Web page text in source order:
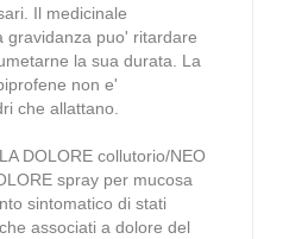
Il medicinale
gravidanza puo' ritardare
la sua durata. La
non e'
che allattano.
DOLORE collutorio/NEO
spray per mucosa
sintomatico di stati
associati a dolore del